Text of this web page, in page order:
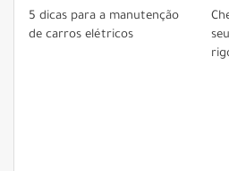
5 dicas para a manutenção
de carros elétricos